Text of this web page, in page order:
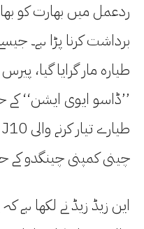
ردعمل میں بھارت کو
برداشت کرنا پڑا ہے۔
طیارہ مار گرایا گیا،
’’ڈاسو ایوی ایشن‘‘
چینی کمپنی چینگدو
این زیڈ زیڈ نے لکھا ہے